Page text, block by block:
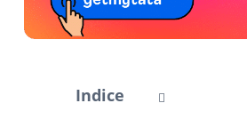
Indice